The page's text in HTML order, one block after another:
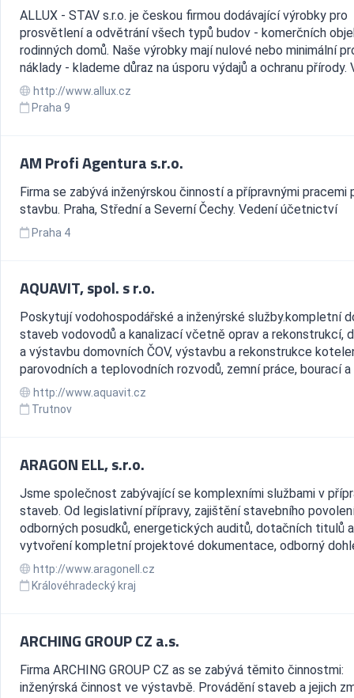
ALLUX - STAV s.r.o. je českou firmou dodávající výrobky pro
prosvětlení a odvětrání všech typů budov - komerčních
rodinných domů. Naše výrobky mají nulové nebo minimální
náklady - klademe důraz na úsporu výdajů a ochranu přírody.
http://www.allux.cz
Praha 9
AM Profi Agentura s.r.o.
Firma se zabývá inženýrskou činností a přípravnými pracemi
stavbu. Praha, Střední a Severní Čechy. Vedení účetnictví
Praha 4
AQUAVIT, spol. s r.o.
Poskytují vodohospodářské a inženýrské služby.kompletní
staveb vodovodů a kanalizací včetně oprav a rekonstrukcí,
a výstavbu domovních ČOV, výstavbu a rekonstrukce
parovodních a teplovodních rozvodů, zemní práce, bourací a
http://www.aquavit.cz
Trutnov
ARAGON ELL, s.r.o.
Jsme společnost zabývající se komplexními službami v
staveb. Od legislativní přípravy, zajištění stavebního
odborných posudků, energetických auditů, dotačních titulů
vytvoření kompletní projektové dokumentace, odborný
http://www.aragonell.cz
Královéhradecký kraj
ARCHING GROUP CZ a.s.
Firma ARCHING GROUP CZ as se zabývá těmito činnostmi:
inženýrská činnost ve výstavbě. Provádění staveb a jejich